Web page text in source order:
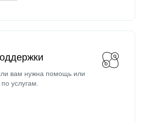
вам нужна помощь или
услугам.